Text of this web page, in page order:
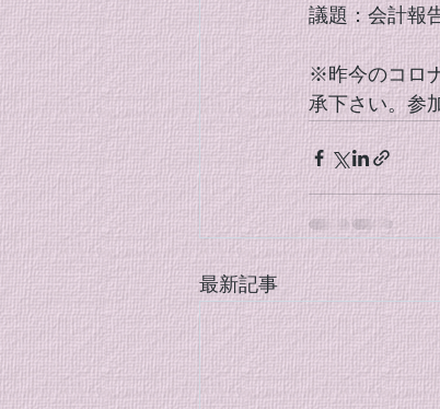
議題：会計報
※昨今のコロ
承下さい。参
最新記事